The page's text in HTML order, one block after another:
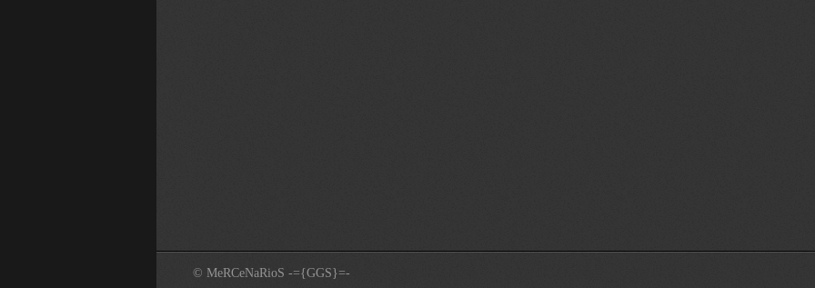
© MeRCeNaRioS -={GGS}=-